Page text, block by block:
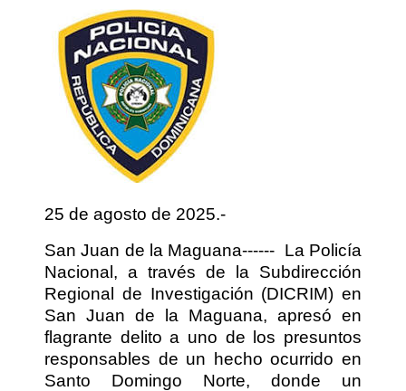
25 de agosto de 2025.-
San Juan de la Maguana------ La Policía
Nacional, a través de la Subdirección
Regional de Investigación (DICRIM) en
San Juan de la Maguana, apresó en
flagrante delito a uno de los presuntos
responsables de un hecho ocurrido en
Santo Domingo Norte, donde un